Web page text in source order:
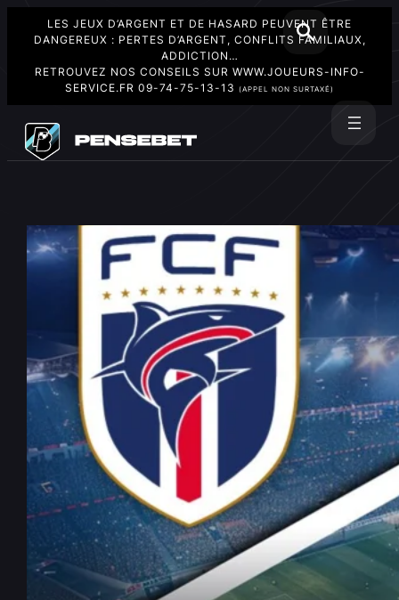
LES JEUX D’ARGENT ET DE HASARD PEUVENT ÊTRE
DANGEREUX : PERTES D’ARGENT, CONFLITS FAMILIAUX,
ADDICTION…
RETROUVEZ NOS CONSEILS SUR WWW.JOUEURS-INFO-
SERVICE.FR 09-74-75-13-13 (APPEL NON SURTAXÉ)
contenu
Cap-Vert vs Arabie Saoudite –
Pronostic Gratuit Coupe du
Monde 2026 – 26/06/2026
Juin 25, 2026 —parJayann Lebecq
dans Coupe du Monde 2026 , Pronostics